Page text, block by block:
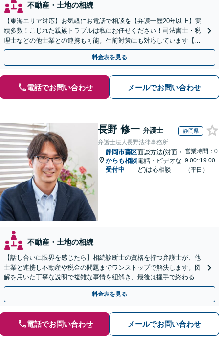
不動産・土地の相続
【東海エリア対応】お気軽にお電話で相談を【弁護士歴20年以上】実
績多数！こじれた親族トラブルは私にお任せください！司法書士・税
理士などの他士業との連携も可能。生前対策にも対応しています【夜
間・休日面談可】【完全個室・秘密厳守】
料金表を見る
電話でお問い合わせ メールでお問い合わせ
長野 修一 弁護士 静岡県
弁護士法人長野法律事務所
静岡市葵区
からも相談
受付中
面談方法(対面・
電話・ビデオな
ど)は応相談
営業時間：0
9:00~19:00
（平日）
不動産・土地の相続
【話し合いに限界を感じたら】相続診断士の資格を持つ弁護士が、他
士業と連携し不動産や税金の問題までワンストップで解決します。図
解を用いた丁寧な説明で複雑な事情を紐解き、最後は握手で終わる円
満な解決へ導きます。【東海エリア・神奈川県対応】
料金表を見る
電話でお問い合わせ メールでお問い合わせ